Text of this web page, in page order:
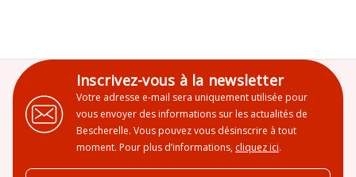
Inscrivez-vous à la newsletter
Votre adresse e-mail sera uniquement utilisée pour
vous envoyer des informations sur les actualités de
Bescherelle. Vous pouvez vous désinscrire à tout
moment. Pour plus d’informations, cliquez ici.